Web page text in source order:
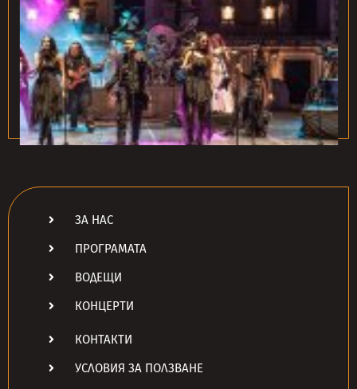
ЗА НАС
ПРОГРАМАТА
ВОДЕЩИ
КОНЦЕРТИ
КОНТАКТИ
УСЛОВИЯ ЗА ПОЛЗВАНЕ